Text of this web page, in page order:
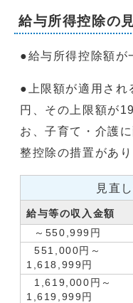
給与所得控除の
●給与所得控除額が
●上限額が適用され
円、その上限額が
お、子育て・介護
整控除の措置があり
見直
給与等の収入金額
～550,999円
551,000円～
1,618,999円
1,619,000円～
1,619,999円